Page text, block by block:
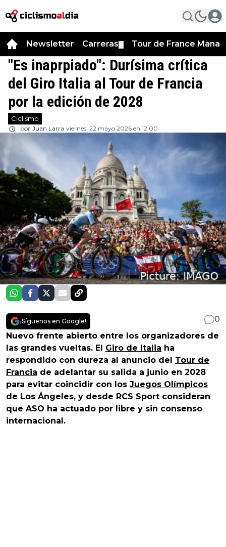
Newsletter Carreras Tour de France
"Es inaprpiado": Durísima crítica
del Giro Italia al Tour de Francia
por la edición de 2028
Ciclismo
por Juan Larra viernes, 22 mayo 2026 en 12:00
¡Síguenos en Google!
0
Nuevo frente abierto entre los organizadores de
las grandes vueltas. El Giro de Italia ha
respondido con dureza al anuncio del Tour de
Francia de adelantar su salida a junio en 2028
para evitar coincidir con los Juegos Olímpicos
de Los Ángeles, y desde RCS Sport consideran
que ASO ha actuado por libre y sin consenso
internacional.